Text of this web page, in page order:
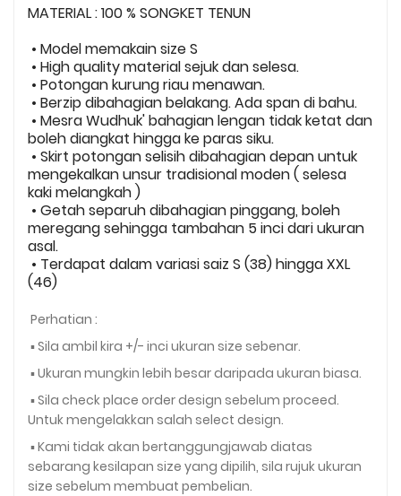
MATERIAL : 100 % SONGKET TENUN
• Model memakain size S
• High quality material sejuk dan selesa.
• Potongan kurung riau menawan.
• Berzip dibahagian belakang. Ada span di bahu.
• Mesra Wudhuk' bahagian lengan tidak ketat dan
boleh diangkat hingga ke paras siku.
• Skirt potongan selisih dibahagian depan untuk
mengekalkan unsur tradisional moden ( selesa
kaki melangkah )
• Getah separuh dibahagian pinggang, boleh
meregang sehingga tambahan 5 inci dari ukuran
asal.
• Terdapat dalam variasi saiz S (38) hingga XXL
(46)
Perhatian :
▪️ Sila ambil kira +/- inci ukuran size sebenar.
▪️ Ukuran mungkin lebih besar daripada ukuran biasa.
▪️ Sila check place order design sebelum proceed.
Untuk mengelakkan salah select design.
▪️ Kami tidak akan bertanggungjawab diatas
sebarang kesilapan size yang dipilih, sila rujuk ukuran
size sebelum membuat pembelian.